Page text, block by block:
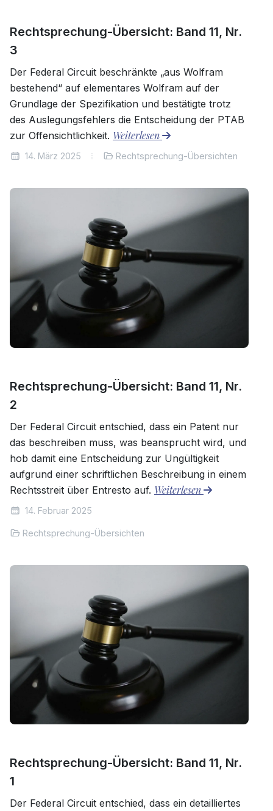
Rechtsprechung-Übersicht: Band 11, Nr.
3
Der Federal Circuit beschränkte „aus Wolfram
bestehend“ auf elementares Wolfram auf der
Grundlage der Spezifikation und bestätigte trotz
des Auslegungsfehlers die Entscheidung der PTAB
zur Offensichtlichkeit. Weiterlesen
14. März 2025 Rechtsprechung-Übersichten
Rechtsprechung-Übersicht: Band 11, Nr.
2
Der Federal Circuit entschied, dass ein Patent nur
das beschreiben muss, was beansprucht wird, und
hob damit eine Entscheidung zur Ungültigkeit
aufgrund einer schriftlichen Beschreibung in einem
Rechtsstreit über Entresto auf. Weiterlesen
14. Februar 2025
Rechtsprechung-Übersichten
Rechtsprechung-Übersicht: Band 11, Nr.
1
Der Federal Circuit entschied, dass ein detailliertes